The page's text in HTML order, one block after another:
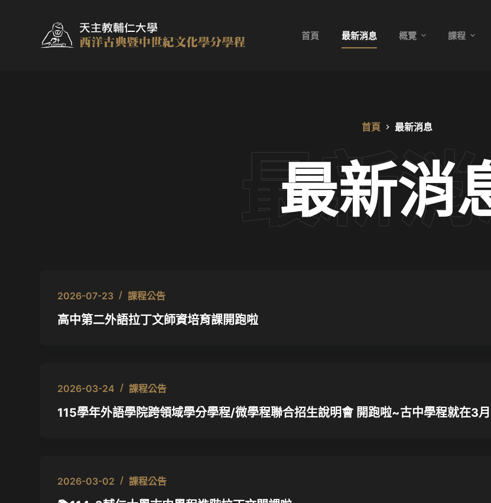
首頁 最新消息 概覽 課程
首頁 最新消息
最新消
2026-07-23 課程公告
高中第二外語拉丁文師資培育課開跑啦
2026-03-24 課程公告
115學年外語學院跨領域學分學程/微學程聯合招生說明會 開跑啦~古中學程就在3
2026-03-02 課程公告